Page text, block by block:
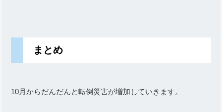
まとめ
10月からだんだんと転倒災害が増加していきます。